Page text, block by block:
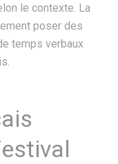
le contexte. La
poser des
temps verbaux